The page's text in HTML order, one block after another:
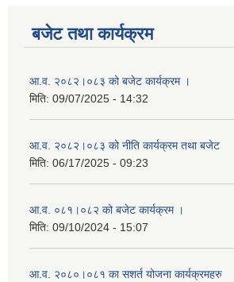
बजेट तथा कार्यक्रम
आ.व. २०८२।०८३ को बजेट कार्यक्रम ।
मिति: 09/07/2025 - 14:32
आ.व. २०८२।०८३ को नीति कार्यक्रम तथा बजेट
मिति: 06/17/2025 - 09:23
आ.व. ०८१।०८२ को बजेट कार्यक्रम ।
मिति: 09/10/2024 - 15:07
आ.व. २०८०।०८१ का सशर्त योजना कार्यक्रमहरु